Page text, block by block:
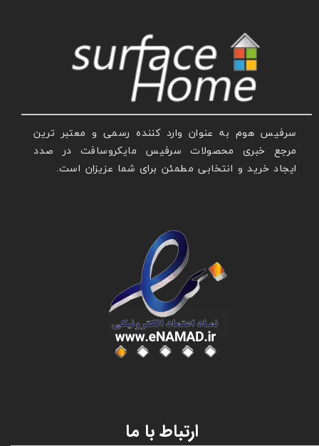
سرفیس هوم به عنوان وارد کننده رسمی و معتبر ترین
مرجع خبری محصولات سرفیس مایکروسافت در صدد
ایجاد خرید و انتخابی مطمئن برای شما عزیزان است.
عنوان با فونت تیتر
ارتباط با ما